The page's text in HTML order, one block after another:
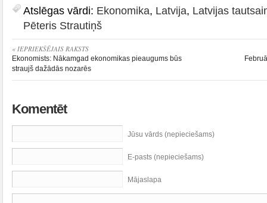
Atslēgas vārdi: Ekonomika, Latvija, Latvijas
Pēteris Strautiņš
« IEPRIEKŠĒJAIS RAKSTS
Ekonomists: Nākamgad ekonomikas pieaugums būs
straujš dažādās nozarēs
Komentēt
Jūsu vārds (nepieciešams)
E-pasts (nepieciešams)
Mājaslapa